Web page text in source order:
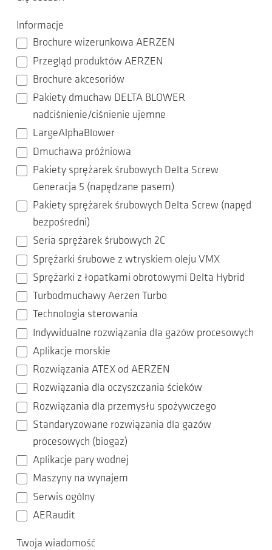
Informacje
Brochure wizerunkowa AERZEN
Przegląd produktów AERZEN
Brochure akcesoriów
Pakiety dmuchaw DELTA BLOWER
nadciśnienie/ciśnienie ujemne
LargeAlphaBlower
Dmuchawa próżniowa
Pakiety sprężarek śrubowych Delta Screw
Generacja 5 (napędzane pasem)
Pakiety sprężarek śrubowych Delta Screw (napęd
bezpośredni)
Seria sprężarek śrubowych 2C
Sprężarki śrubowe z wtryskiem oleju VMX
Sprężarki z łopatkami obrotowymi Delta Hybrid
Turbodmuchawy Aerzen Turbo
Technologia sterowania
Indywidualne rozwiązania dla gazów procesowych
Aplikacje morskie
Rozwiązania ATEX od AERZEN
Rozwiązania dla oczyszczania ścieków
Rozwiązania dla przemysłu spożywczego
Standaryzowane rozwiązania dla gazów
procesowych (biogaz)
Aplikacje pary wodnej
Maszyny na wynajem
Serwis ogólny
AERaudit
Twoja wiadomość